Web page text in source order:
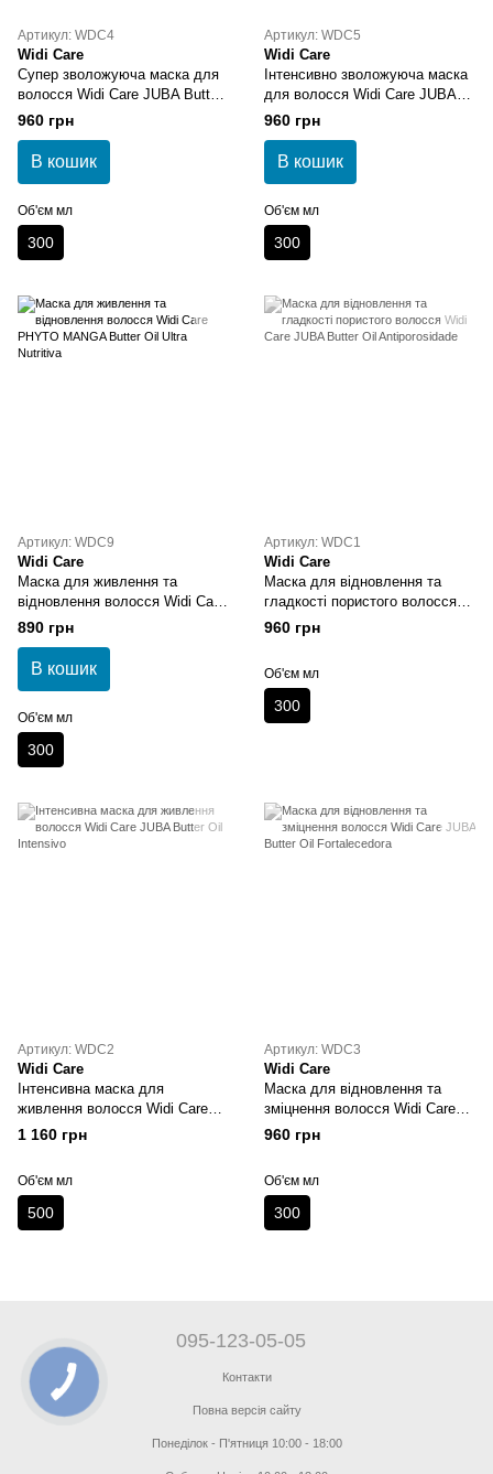
Артикул: WDC4
Widi Care
Супер зволожуюча маска для
волосся Widi Care JUBA Butter
Oil Super Hidratante
960 грн
В кошик
Об'єм мл
300
Артикул: WDC5
Widi Care
Інтенсивно зволожуюча маска
для волосся Widi Care JUBA
Butter Oil Umectacao Intensa
960 грн
В кошик
Об'єм мл
300
Артикул: WDC9
Widi Care
Маска для живлення та
відновлення волосся Widi Care
PHYTO MANGA Butter Oil Ultra
Nutritiva
890 грн
В кошик
Об'єм мл
300
Артикул: WDC1
Widi Care
Маска для відновлення та
гладкості пористого волосся
Widi Care JUBA Butter Oil
Antiporosidade
960 грн
Об'єм мл
300
Артикул: WDC2
Widi Care
Інтенсивна маска для
живлення волосся Widi Care
JUBA Butter Oil Intensivo
1 160 грн
Об'єм мл
500
Артикул: WDC3
Widi Care
Маска для відновлення та
зміцнення волосся Widi Care
JUBA Butter Oil Fortalecedora
960 грн
Об'єм мл
300
095-123-05-05
Контакти
Повна версія сайту
Понеділок - П'ятниця 10:00 - 18:00